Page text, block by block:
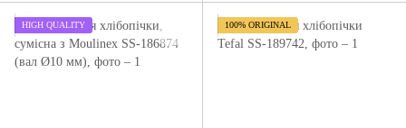
HIGH QUALITY 100% ORIGINAL